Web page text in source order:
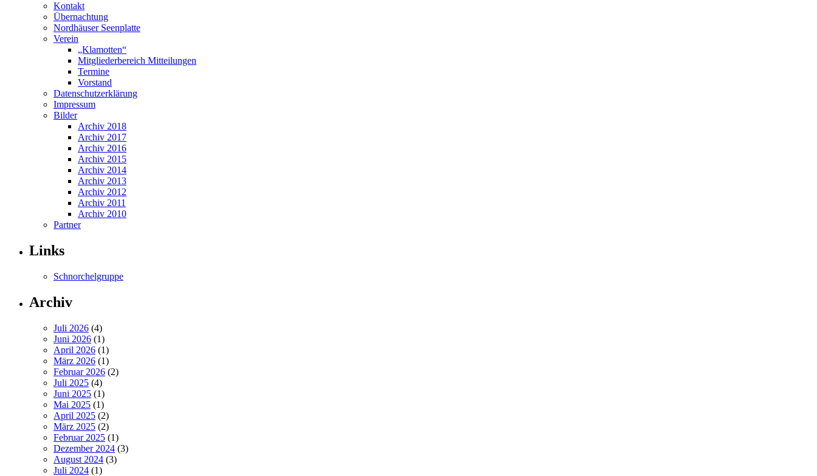
Kontakt
Übernachtung
Nordhäuser Seenplatte
Verein
„Klamotten“
Mitgliederbereich Mitteilungen
Termine
Vorstand
Datenschutzerklärung
Impressum
Bilder
Archiv 2018
Archiv 2017
Archiv 2016
Archiv 2015
Archiv 2014
Archiv 2013
Archiv 2012
Archiv 2011
Archiv 2010
Partner
Links
Schnorchelgruppe
Archiv
Juli 2026 (4)
Juni 2026 (1)
April 2026 (1)
März 2026 (1)
Februar 2026 (2)
Juli 2025 (4)
Juni 2025 (1)
Mai 2025 (1)
April 2025 (2)
März 2025 (2)
Februar 2025 (1)
Dezember 2024 (3)
August 2024 (3)
Juli 2024 (1)